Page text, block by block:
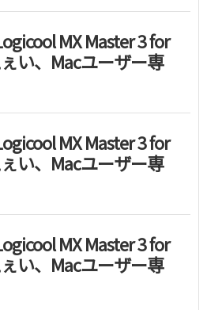
MX Master 3 for
い、Macユーザー専
MX Master 3 for
い、Macユーザー専
MX Master 3 for
い、Macユーザー専